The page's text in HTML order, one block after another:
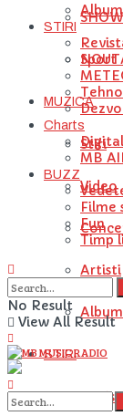
MUZICA
Stiri
Video
Artisti
STIRI
STIRI
Sport
Charts
MB
BUZZ
Filme
Fun
Timp
No Result
View All Result